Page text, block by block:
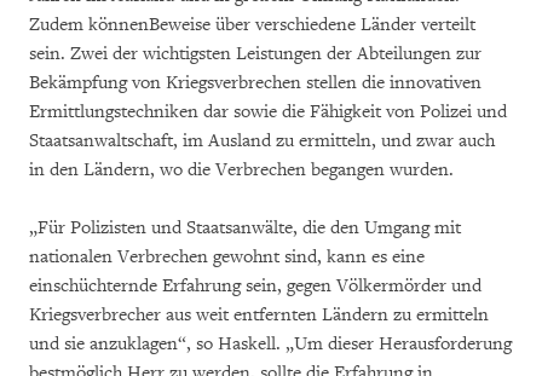
Zudem könnenBeweise über verschiedene Länder verteilt
sein. Zwei der wichtigsten Leistungen der Abteilungen zur
Bekämpfung von Kriegsverbrechen stellen die innovativen
Ermittlungstechniken dar sowie die Fähigkeit von Polizei und
Staatsanwaltschaft, im Ausland zu ermitteln, und zwar auch
in den Ländern, wo die Verbrechen begangen wurden.
„Für Polizisten und Staatsanwälte, die den Umgang mit
nationalen Verbrechen gewohnt sind, kann es eine
einschüchternde Erfahrung sein, gegen Völkermörder und
Kriegsverbrecher aus weit entfernten Ländern zu ermitteln
und sie anzuklagen“, so Haskell. „Um dieser Herausforderung